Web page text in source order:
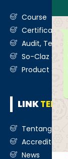
Course
Certification
Audit,
So-Claz &
Product &
LINK
Tentang Kami
Accreditation
News